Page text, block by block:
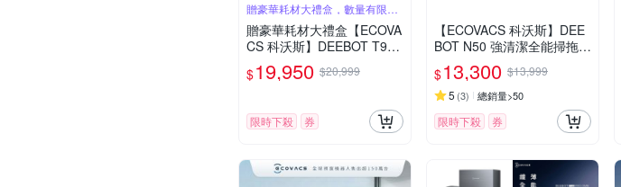
贈豪華耗材大禮盒，數量有限送
完為止
贈豪華耗材大禮盒【ECOVA
CS 科沃斯】DEEBOT T90
PRO 水箱款 超長續航滾筒
洗地機器人(32路增壓滾筒
$19,950 $20,999
限時下殺 券
【ECOVACS 科沃斯】DEE
BOT N50 強清潔全能掃拖機
器人(20000Pa/雙恆貼邊/全
能基站)
$13,300 $13,999
5 (3) 總銷量>50
限時下殺 券